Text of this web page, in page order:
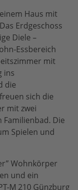
Haus mit
Erdgeschoss
Diele –
Essbereich
mit
ins
die
sich die
mit zwei
Die
Spielen und
Wohnkörper
und ein
M 210 Günzburg